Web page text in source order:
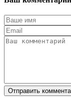
Отправить